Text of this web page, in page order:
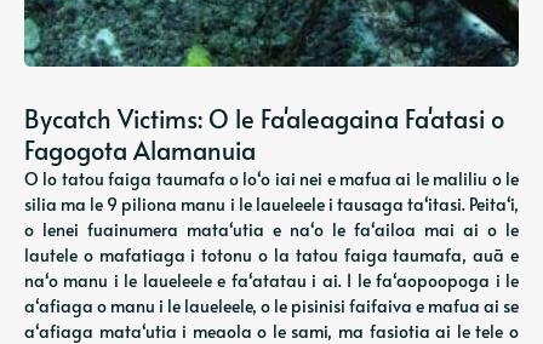
Bycatch Victims: O le Fa'aleagaina Fa'atasi o
Fagogota Alamanuia
O lo tatou faiga taumafa o loʻo iai nei e mafua ai le maliliu o le
silia ma le 9 piliona manu i le laueleele i tausaga taʻitasi. Peitaʻi,
o lenei fuainumera mataʻutia e naʻo le faʻailoa mai ai o le
lautele o mafatiaga i totonu o la tatou faiga taumafa, auā e
naʻo manu i le laueleele e faʻatatau i ai. I le faʻaopoopoga i le
aʻafiaga o manu i le laueleele, o le pisinisi faifaiva e mafua ai se
aʻafiaga mataʻutia i meaola o le sami, ma fasiotia ai le tele o